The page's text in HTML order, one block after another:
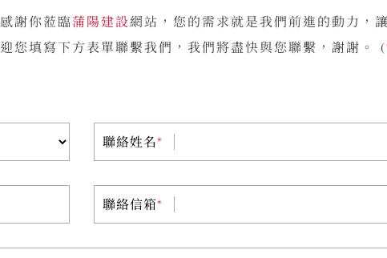
關於我們
最新推案
都更進度
感謝你蒞臨蒲陽建設網站，您的需求就是我們前進的動力，
迎您填寫下方表單聯繫我們，我們將盡快與您聯繫，謝謝。 (
聯絡姓名*
聯絡信箱*